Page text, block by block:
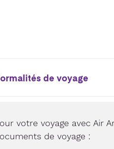
de voyage
votre voyage avec Air
de voyage :